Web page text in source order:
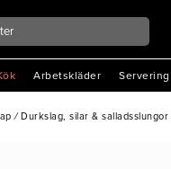
Arbetskläder Servering
/ Durkslag, silar & salladsslungor